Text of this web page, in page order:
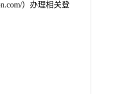
）办理相关登